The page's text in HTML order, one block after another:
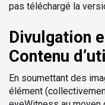
pas téléchargé la
Divulgation
Contenu
En soumettant des
élément